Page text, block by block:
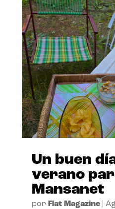
Un buen
verano
Mansanet
por Flat Magazine|